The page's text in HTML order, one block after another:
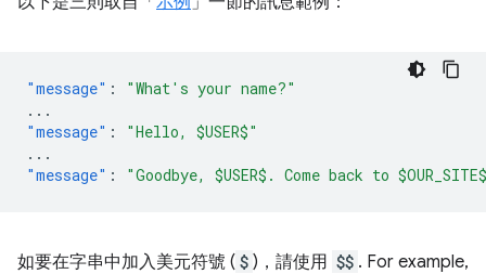
"message" :
"What's your name?"
...
"message" :
"Hello, $USER$"
...
"message" : "Goodbye, $USER$. Come back to
如要在字串中加入美元符號 ( $ )，請使用 $$ . For example,